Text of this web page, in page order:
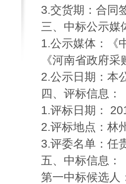
3.交货期：合同
三、中标公示媒
1.公示媒体：《
《河南省政府采
2.公示日期：本
四、评标信息：
1.评标日期：
2.评标地点：林
3.评委名单：任
五、中标信息：
第一中标候选人